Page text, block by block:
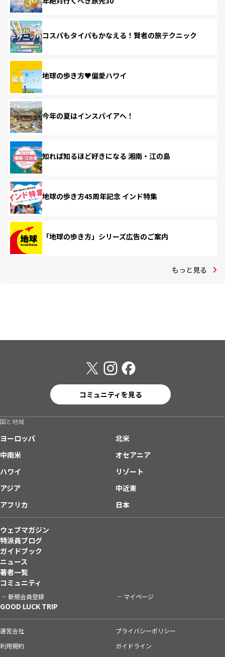
コスパもタイパもかなえる！賢者の旅テクニック
地球の歩き方♥偏愛ハワイ
今年の夏はインスパイアへ！
知れば知るほど好きになる 湘南・江の島
地球の歩き方45周年記念 インド特集
「地球の歩き方」シリーズ広告のご案内
もっと見る
コミュニティを見る
国と地域
ヨーロッパ
北米
中南米
オセアニア
ハワイ
リゾート
アジア
中近東
アフリカ
日本
ウェブマガジン
特派員ブログ
ガイドブック
ニュース
著者一覧
コミュニティ
新規会員登録 マイページ
GOOD LUCK TRIP
運営会社
プライバシーポリシー
利用規約
ガイドライン